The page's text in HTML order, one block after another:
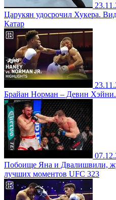
Царукян удосрочил Хукера.
Катар
Брайан Норман – Девин
Побоище Яна и Двалишвили,
лучших моментов UFC 323